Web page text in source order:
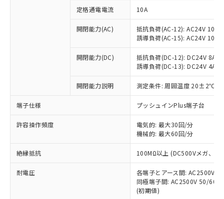
定格通電電流 10A
開閉能力(AC)
抵抗負荷(AC-12): AC24V 10A/
誘導負荷(AC-15): AC24V
開閉能力(DC)
抵抗負荷(DC-12): DC24V 8A/
誘導負荷(DC-13): DC24V 4A/
開閉能力説明 測定条件: 周囲温度 20±2℃、
端子仕様 プッシュインPlus端子台
許容操作頻度
電気的: 最大30回/分
機械的: 最大60回/分
絶縁抵抗 100MΩ以上 (DC500Vメガ、点
耐電圧
各端子とアース間: AC2500V
同極端子間: AC2500V 50/
(初期値)
ご利用条件
ご利用ください。
本サービスは、当社制御機器事業取扱
商品の当社在庫状況および標準価格
(税抜)を提供させていただくもので
当社制御機器事業取扱商品の中には、
本サービスの対象外となる商品もある
ことをご了承ください。
在庫状況および標準価格照会結果は、
対応済み：EU RoHS指令（10物質）の
非含有に対応した製品が提供可能な商品で
対応予定：EU RoHS指令（10物質）の非含
有に対応した製品に切り替える予定のある
対応予定なし：EU RoHS指令（10物質）の
非含有に非対応の商品で、対応品を出す予
定はありません。
調査・確認中：EU RoHS指令（10物質）の
非含有の対応状況を調査中または確認中の
害物質有無と関係のない商品です。
仕入先様の事情により、非含有部品として
いたものが、含有品と判明した場合などや
むを得ず変更することがあります。
※1 中国RoHS○×表
「○」：最大均質材料含有率が中国RoHSの
基準値以下であることを示します。
「×」：最大均質材料含有率が中国RoHSの
基準値を超えていることを示します。
「－」：未確認です。当社販売部門へお問
当社は、これら貴社製品のうち、外国
為替および外国貿易法に定める商品